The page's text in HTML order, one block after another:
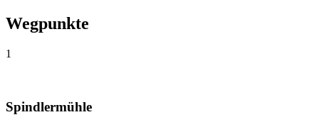
Wegpunkte
1
Spindlermühle